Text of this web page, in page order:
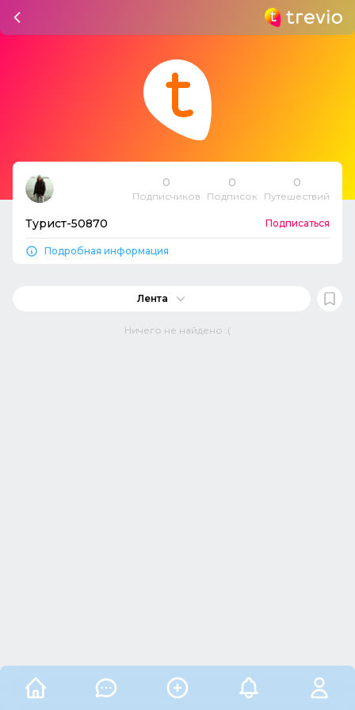
0
Подписчиков
0
Подписок
0
Путешествий
Турист-50870 Подписаться
Подробная информация
Лента
Ничего не найдено :(